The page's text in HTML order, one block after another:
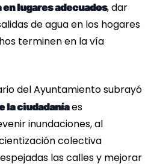
lugares adecuados, dar
de agua en los hogares
terminen en la vía
del Ayuntamiento subrayó
la ciudadaníaes
inundaciones, al
colectiva
las calles y mejorar